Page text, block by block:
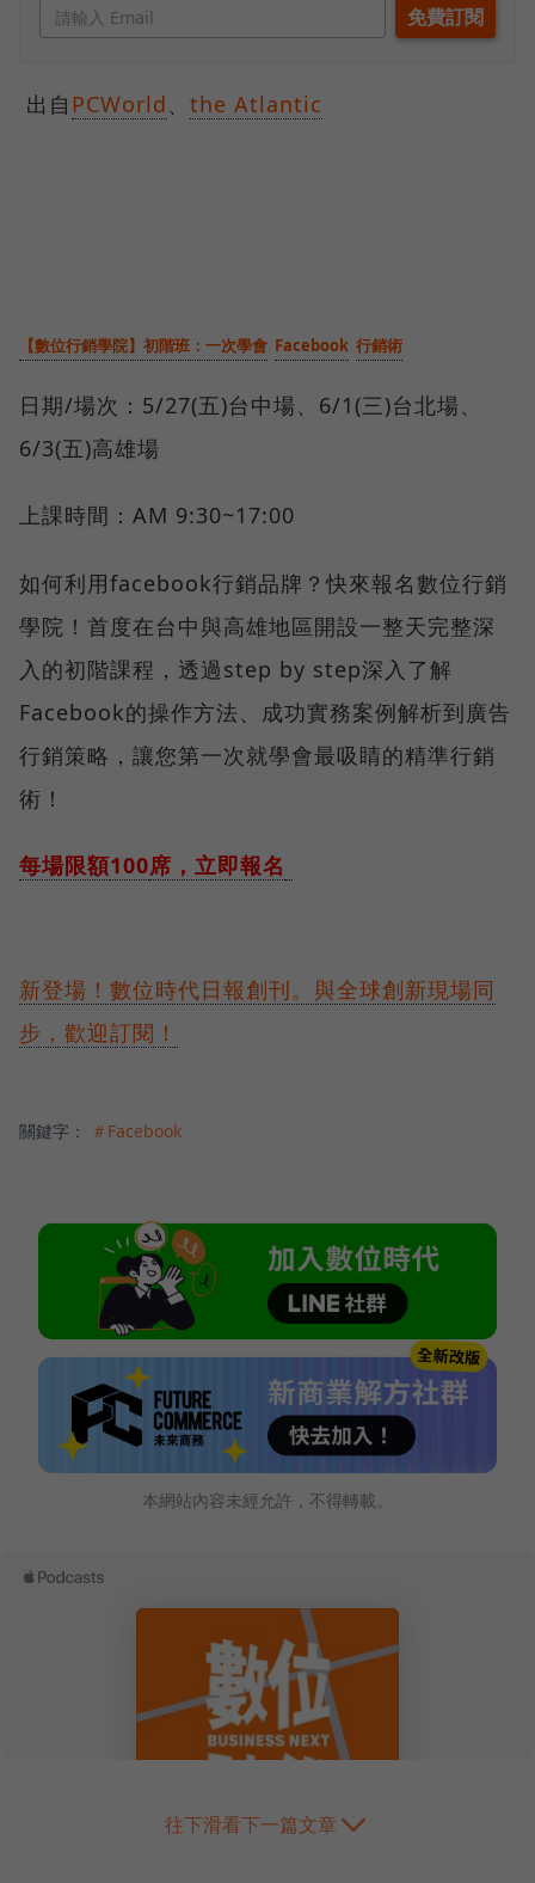
出自 PCWorld the Atlantic
【數位行銷學院】初階班：一次學會 Facebook 行銷術
日期/場次：5/27(五)台中場、6/1(三)台北場、
6/3(五)高雄場
上課時間：AM 9:30~17:00
如何利用facebook行銷品牌？快來報名數位行銷
學院！首度在台中與高雄地區開設一整天完整深
入的初階課程，透過step by step深入了解
Facebook的操作方法、成功實務案例解析到廣告
行銷策略，讓您第一次就學會最吸睛的精準行銷
術！
每場限額100席，立即報名
新登場！數位時代日報創刊。與全球創新現場同
步，歡迎訂閱！
關鍵字： ＃Facebook
本網站內容未經允許，不得轉載。
往下滑看下一篇文章